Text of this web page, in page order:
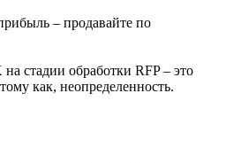
– продавайте по
стадии обработки RFP – это
как, неопределенность.